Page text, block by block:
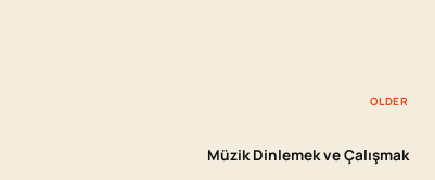
OLDER
Müzik Dinlemek ve Çalışmak